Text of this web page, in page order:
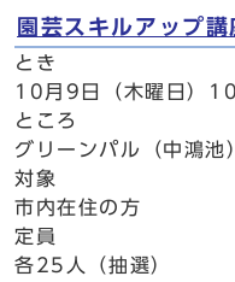
園芸スキルアップ講
とき
10月9日（木曜日）
ところ
グリーンパル（中鴻池
対象
市内在住の方
定員
各25人（抽選）